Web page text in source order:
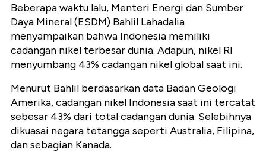
Beberapa waktu lalu, Menteri Energi dan Sumber
Daya Mineral (ESDM) Bahlil Lahadalia
menyampaikan bahwa Indonesia memiliki
cadangan nikel terbesar dunia. Adapun, nikel RI
menyumbang 43% cadangan nikel global saat ini.
Menurut Bahlil berdasarkan data Badan Geologi
Amerika, cadangan nikel Indonesia saat ini tercatat
sebesar 43% dari total cadangan dunia. Selebihnya
dikuasai negara tetangga seperti Australia, Filipina,
dan sebagian Kanada.